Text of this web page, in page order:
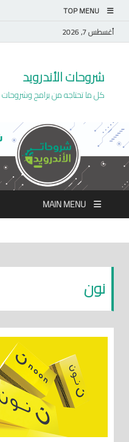
TOP MENU
أغسطس 7, 2026
شروحات الأندرويد
كل ما تحتاجه من برامج وشروحات
MAIN MENU
نون